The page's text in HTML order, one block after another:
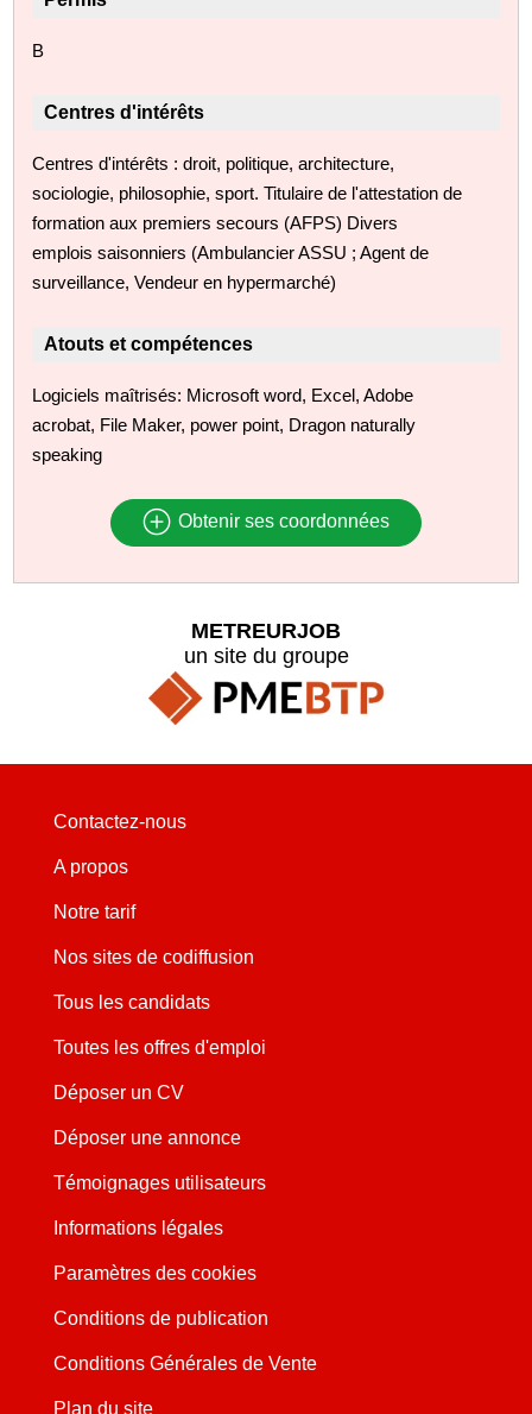
B
Centres d'intérêts
Centres d'intérêts : droit, politique, architecture,
sociologie, philosophie, sport. Titulaire de l'attestation de
formation aux premiers secours (AFPS) Divers
emplois saisonniers (Ambulancier ASSU ; Agent de
surveillance, Vendeur en hypermarché)
Atouts et compétences
Logiciels maîtrisés: Microsoft word, Excel, Adobe
acrobat, File Maker, power point, Dragon naturally
speaking
Obtenir ses coordonnées
METREURJOB
un site du groupe
Contactez-nous
A propos
Notre tarif
Nos sites de codiffusion
Tous les candidats
Toutes les offres d'emploi
Déposer un CV
Déposer une annonce
Témoignages utilisateurs
Informations légales
Paramètres des cookies
Conditions de publication
Conditions Générales de Vente
Plan du site